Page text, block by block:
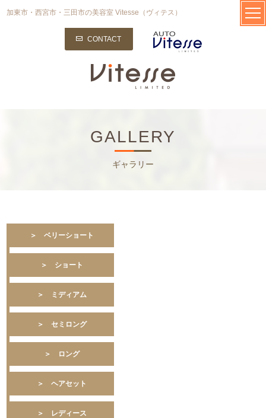
加東市・西宮市・三田市の美容室 Vitesse（ヴィテス）
CONTACT
GALLERY
ギャラリー
＞ ベリーショート
＞ ショート
＞ ミディアム
＞ セミロング
＞ ロング
＞ ヘアセット
＞ レディース